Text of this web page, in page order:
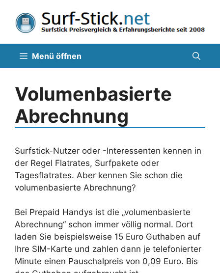
Inhalt
springen
Menü öffnen
Volumenbasierte
Abrechnung
Surfstick-Nutzer oder -Interessenten kennen in
der Regel Flatrates, Surfpakete oder
Tagesflatrates. Aber kennen Sie schon die
volumenbasierte Abrechnung?
Bei Prepaid Handys ist die „volumenbasierte
Abrechnung“ schon immer völlig normal. Dort
laden Sie beispielsweise 15 Euro Guthaben auf
Ihre SIM-Karte und zahlen dann je telefonierter
Minute einen Pauschalpreis von 0,09 Euro. Bis